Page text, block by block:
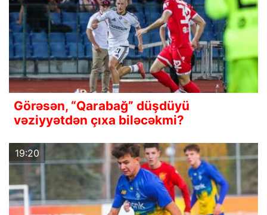
Görəsən, “Qarabağ” düşdüyü
vəziyyətdən çıxa biləcəkmi?
19:20